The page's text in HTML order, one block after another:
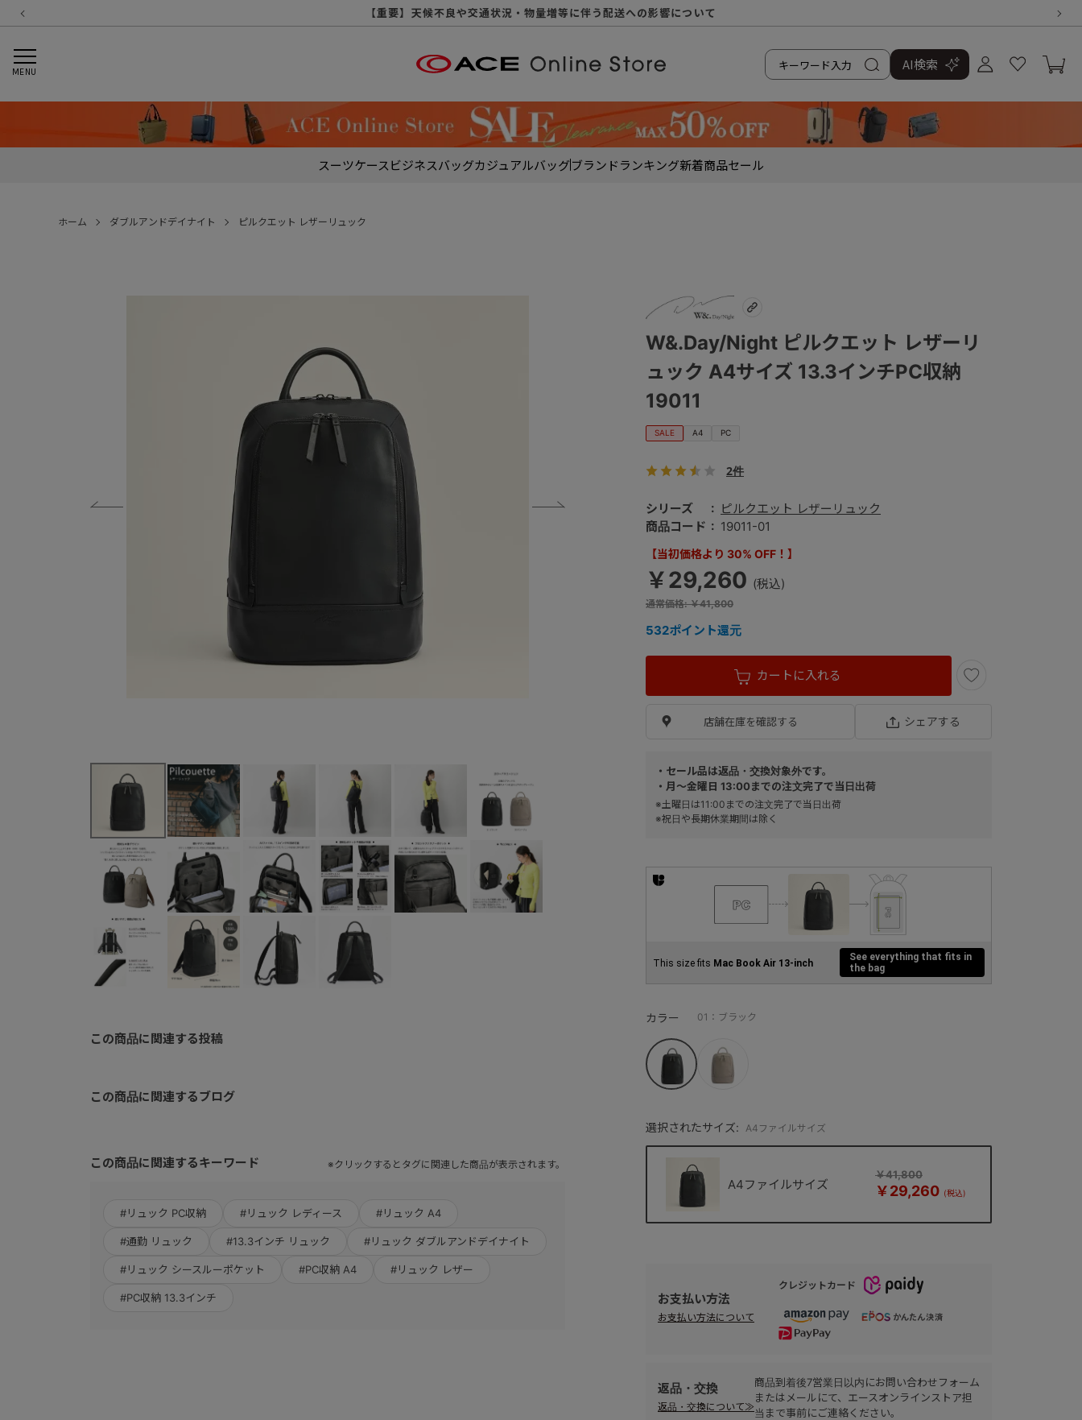
【重要】8/11（火・祝）休業及び配送スケジュールについて
【重要】令和８年熊本地震に伴う配送への影響について
【重要】納品書・領収書ペーパーレス化（電子化）のお知らせ
【重要】天候不良や交通状況・物量増等に伴う配送への影響について
【重要】悪質な詐欺サイトにご注意ください
【重要】各種メールが届かない場合に関しまして
【重要】お問い合わせのご対応に関しまして
【重要】SNSのなりすまし詐欺にご注意ください
MENU AI検索
スーツケースビジネスバッグカジュアルバッグブランドランキング新着商品セール
ホーム ダブルアンドデイナイト ピルクエット レザーリュック
この商品に関連する投稿
この商品に関連するブログ
この商品に関連するキーワード ※クリックするとタグに関連した商品が表示されます。
#リュック PC収納 #リュック レディース #リュック A4
#通勤 リュック #13.3インチ リュック #リュック ダブルアンドデイナイト
#リュック シースルーポケット #PC収納 A4 #リュック レザー
#PC収納 13.3インチ
SALE A4 PC
W&.Day/Night ピルクエット レザーリ
ュック A4サイズ 13.3インチPC収納
19011
シリーズ ピルクエット レザーリュック
2件
選択されたサイズ: A4ファイルサイズ
商品コード 19011-01
【当初価格より 30% OFF！】
￥29,260
通常価格:￥41,800
532ポイント還元
A4ファイルサイズ
￥41,800
￥29,260
カラー 01：ブラック
This size fits Mac Book Air 13-inch
See everything that fits in
the bag
カートに入れる
・セール品は返品・交換対象外です。
・月～金曜日 13:00までの注文完了で当日出荷
※土曜日は11:00までの注文完了で当日出荷
※祝日や長期休業期間は除く
返品・交換
返品・交換について≫
商品到着後7営業日以内にお問い合わせフォーム
またはメールにて、エースオンラインストア担
当まで事前にご連絡ください。
店舗在庫を確認する シェアする
お支払い方法
お支払い方法について
クレジットカード